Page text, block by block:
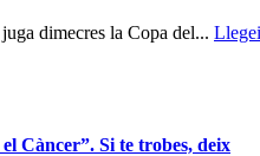
dimecres la Copa del...
Càncer”. Si te trobes, deix